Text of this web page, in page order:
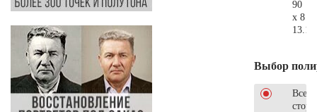
90
x 8
Выбор
Все